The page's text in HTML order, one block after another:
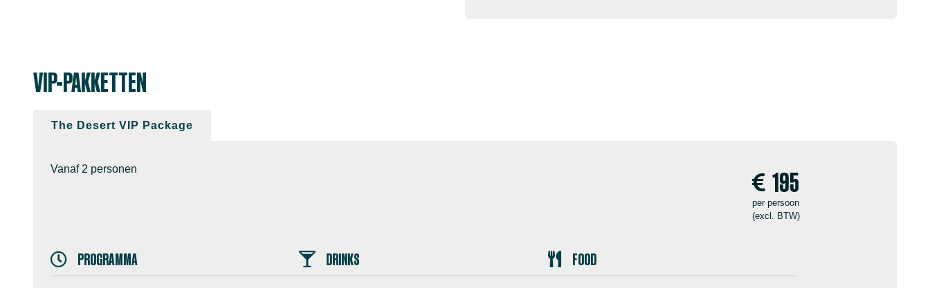
VIP-PAKKETTEN
The Desert VIP Package
Vanaf 2 personen 195
per persoon
(excl. BTW)
PROGRAMMA DRINKS FOOD